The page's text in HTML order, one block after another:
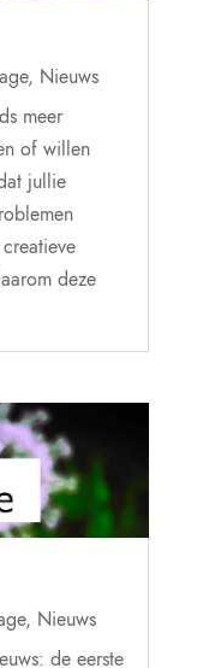
, Nieuws
meer
of willen
jullie
deze
, Nieuws
de eerste